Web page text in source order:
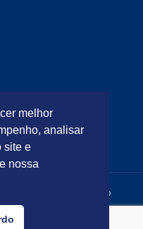
a reprodução do
que citada a origem.
melhor
analisar
site e
nossa